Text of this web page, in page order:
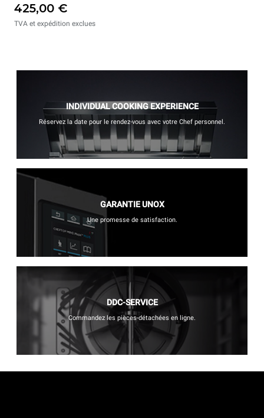
425,00 €
TVA et expédition exclues
INDIVIDUAL COOKING EXPERIENCE
Réservez la date pour le rendez-vous avec votre Chef personnel.
GARANTIE UNOX
Une promesse de satisfaction.
DDC-SERVICE
Commandez les pièces-détachées en ligne.